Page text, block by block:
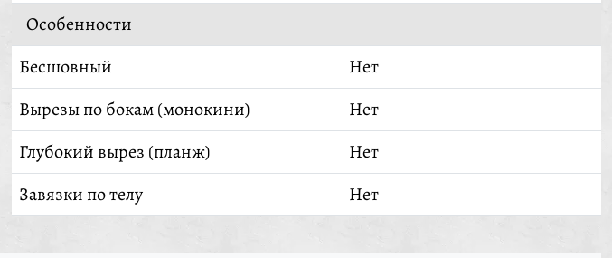
Особенности
Бесшовный
Нет
Вырезы по бокам (монокини)
Нет
Глубокий вырез (планж)
Нет
Завязки по телу
Нет